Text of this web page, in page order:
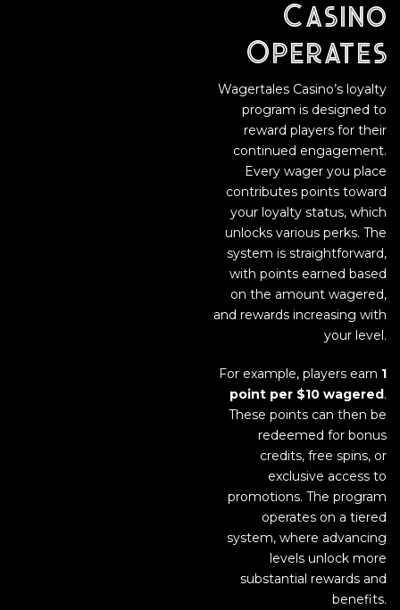
Casino
Operates
Wagertales Casino’s loyalty
program is designed to
reward players for their
continued engagement.
Every wager you place
contributes points toward
your loyalty status, which
unlocks various perks. The
system is straightforward,
with points earned based
on the amount wagered,
and rewards increasing with
your level.
For example, players earn 1
point per $10 wagered.
These points can then be
redeemed for bonus
credits, free spins, or
exclusive access to
promotions. The program
operates on a tiered
system, where advancing
levels unlock more
substantial rewards and
benefits.